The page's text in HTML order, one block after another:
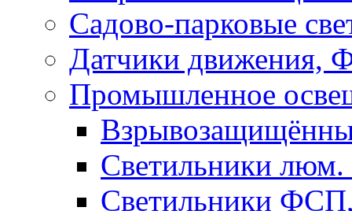
Садово-парковые
Датчики движения,
Промышленное
Светильники
Светильники